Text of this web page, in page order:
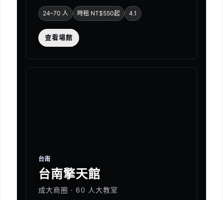
24–70 人 時租 NT$550起 4.1
查看場館
台南
台南擎天館
成大商圈 · 60 人大教室